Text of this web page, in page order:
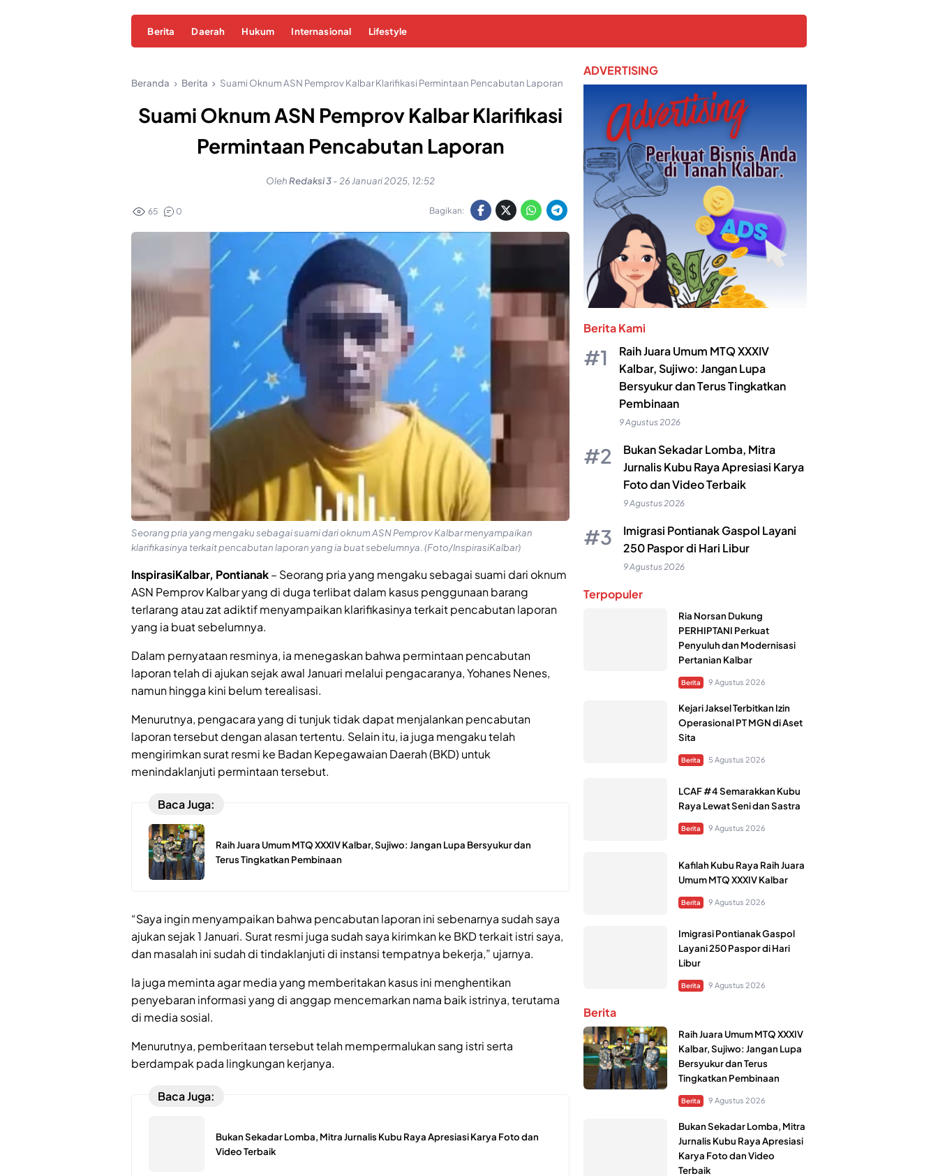
Berita Daerah Hukum Internasional Lifestyle
Beranda Berita Suami Oknum ASN Pemprov Kalbar Klarifikasi Permintaan Pencabutan Laporan
Suami Oknum ASN Pemprov Kalbar Klarifikasi
Permintaan Pencabutan Laporan
OlehRedaksi 3- 26 Januari 2025, 12:52
65 0 Bagikan:
Seorang pria yang mengaku sebagai suami dari oknum ASN Pemprov Kalbar menyampaikan
klarifikasinya terkait pencabutan laporan yang ia buat sebelumnya. (Foto/InspirasiKalbar)
InspirasiKalbar, Pontianak– Seorang pria yang mengaku sebagai suami dari oknum
ASN Pemprov Kalbar yang di duga terlibat dalam kasus penggunaan barang
terlarang atau zat adiktif menyampaikan klarifikasinya terkait pencabutan laporan
yang ia buat sebelumnya.
Dalam pernyataan resminya, ia menegaskan bahwa permintaan pencabutan
laporan telah di ajukan sejak awal Januari melalui pengacaranya, Yohanes Nenes,
namun hingga kini belum terealisasi.
Menurutnya, pengacara yang di tunjuk tidak dapat menjalankan pencabutan
laporan tersebut dengan alasan tertentu. Selain itu, ia juga mengaku telah
mengirimkan surat resmi ke Badan Kepegawaian Daerah (BKD) untuk
menindaklanjuti permintaan tersebut.
Baca Juga:
Raih Juara Umum MTQ XXXIV Kalbar, Sujiwo: Jangan Lupa Bersyukur dan
Terus Tingkatkan Pembinaan
“Saya ingin menyampaikan bahwa pencabutan laporan ini sebenarnya sudah saya
ajukan sejak 1 Januari. Surat resmi juga sudah saya kirimkan ke BKD terkait istri saya,
dan masalah ini sudah di tindaklanjuti di instansi tempatnya bekerja,” ujarnya.
Ia juga meminta agar media yang memberitakan kasus ini menghentikan
penyebaran informasi yang di anggap mencemarkan nama baik istrinya, terutama
di media sosial.
Menurutnya, pemberitaan tersebut telah mempermalukan sang istri serta
berdampak pada lingkungan kerjanya.
Baca Juga:
Bukan Sekadar Lomba, Mitra Jurnalis Kubu Raya Apresiasi Karya Foto dan
Video Terbaik
ADVERTISING
Berita Kami
Raih Juara Umum MTQ XXXIV
Kalbar, Sujiwo: Jangan Lupa
Bersyukur dan Terus Tingkatkan
Pembinaan
9 Agustus 2026
Bukan Sekadar Lomba, Mitra
Jurnalis Kubu Raya Apresiasi Karya
Foto dan Video Terbaik
9 Agustus 2026
Imigrasi Pontianak Gaspol Layani
250 Paspor di Hari Libur
9 Agustus 2026
Terpopuler
Ria Norsan Dukung
PERHIPTANI Perkuat
Penyuluh dan Modernisasi
Pertanian Kalbar
Berita 9 Agustus 2026
Kejari Jaksel Terbitkan Izin
Operasional PT MGN di Aset
Sita
Berita 5 Agustus 2026
LCAF #4 Semarakkan Kubu
Raya Lewat Seni dan Sastra
Berita 9 Agustus 2026
Kafilah Kubu Raya Raih Juara
Umum MTQ XXXIV Kalbar
Berita 9 Agustus 2026
Imigrasi Pontianak Gaspol
Layani 250 Paspor di Hari
Libur
Berita 9 Agustus 2026
Berita
Raih Juara Umum MTQ XXXIV
Kalbar, Sujiwo: Jangan Lupa
Bersyukur dan Terus
Tingkatkan Pembinaan
Berita 9 Agustus 2026
Bukan Sekadar Lomba, Mitra
Jurnalis Kubu Raya Apresiasi
Karya Foto dan Video
Terbaik